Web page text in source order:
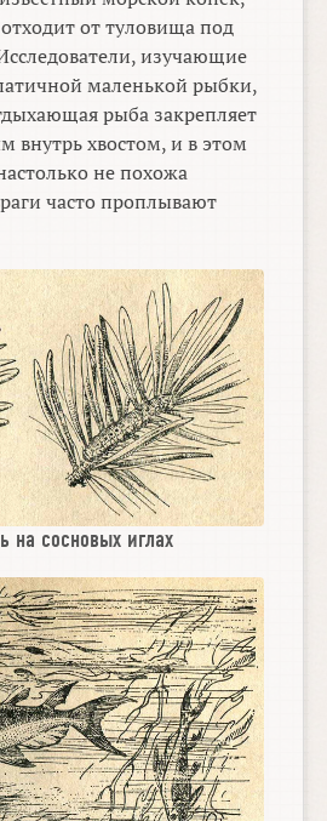
от туловища под
изучающие
маленькой рыбки,
рыба закрепляет
внутрь хвостом, и в этом
не похожа
часто проплывают
на сосновых иглах